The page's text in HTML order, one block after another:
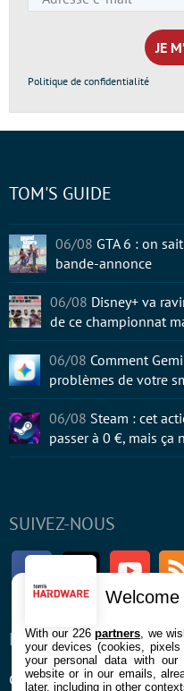
Politique de confidentialité
SUIVEZ-NOUS
FacebookTwitter
ENTREPRISE
Confidentialité et Cookies
TOM'S GUIDE
06/08 GTA 6 : on
bande-annonce
06/08 Disney+ va
de ce championnat
06/08 Comment
problèmes de votre
06/08 Steam : cet
passer à 0 €, mais ça
Welcome
With our 226partners , we
your devices (cookies,
your personal data with our
website or in our emails,
later, including in other